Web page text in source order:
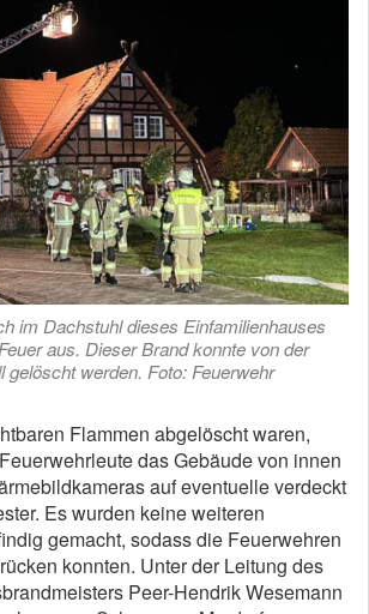
im Dachstuhl dieses Einfamilienhauses
aus. Dieser Brand konnte von der
gelöscht werden. Foto: Feuerwehr
Flammen abgelöscht waren,
das Gebäude von innen
auf eventuelle verdeckt
Es wurden keine weiteren
gemacht, sodass die Feuerwehren
konnten. Unter der Leitung des
Peer-Hendrik Wesemann